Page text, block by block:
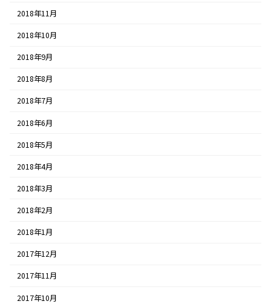
2018年11月
2018年10月
2018年9月
2018年8月
2018年7月
2018年6月
2018年5月
2018年4月
2018年3月
2018年2月
2018年1月
2017年12月
2017年11月
2017年10月